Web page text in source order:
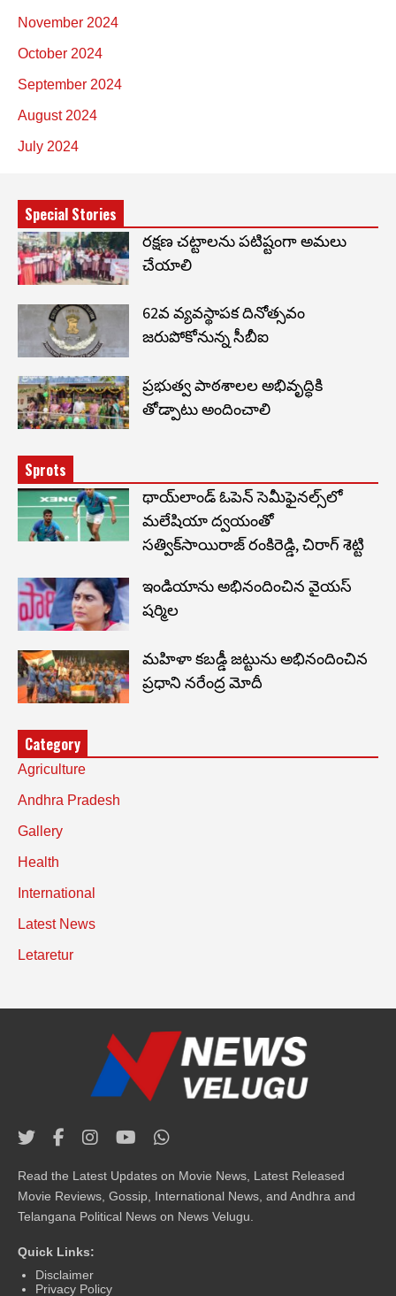
November 2024
October 2024
September 2024
August 2024
July 2024
Special Stories
రక్షణ చట్టాలను పటిష్టంగా అమలు
చేయాలి
62వ వ్యవస్థాపక దినోత్సవం
జరుపోకోనున్న సీబీఐ
ప్రభుత్వ పాఠశాలల అభివృద్ధికి
తోడ్పాటు అందించాలి
Sprots
థాయ్‌లాండ్ ఓపెన్ సెమీఫైనల్స్‌లో
మలేషియా ద్వయంతో
సత్విక్‌సాయిరాజ్ రంకిరెడ్డి, చిరాగ్ శెట్టి
ఇండియాను అభినందించిన వైయస్
షర్మిల
మహిళా కబడ్డీ జట్టును అభినందించిన
ప్రధాని నరేంద్ర మోదీ
Category
Agriculture
Andhra Pradesh
Gallery
Health
International
Latest News
Letaretur
Read the Latest Updates on Movie News, Latest Released
Movie Reviews, Gossip, International News, and Andhra and
Telangana Political News on News Velugu.
Quick Links:
Disclaimer
Privacy Policy